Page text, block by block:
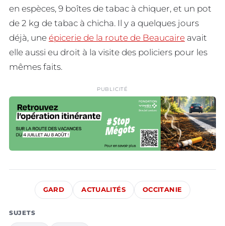
en espèces, 9 boîtes de tabac à chiquer, et un pot
de 2 kg de tabac à chicha. Il y a quelques jours
déjà, une épicerie de la route de Beaucaire avait
elle aussi eu droit à la visite des policiers pour les
mêmes faits.
PUBLICITÉ
GARD ACTUALITÉS OCCITANIE
SUJETS